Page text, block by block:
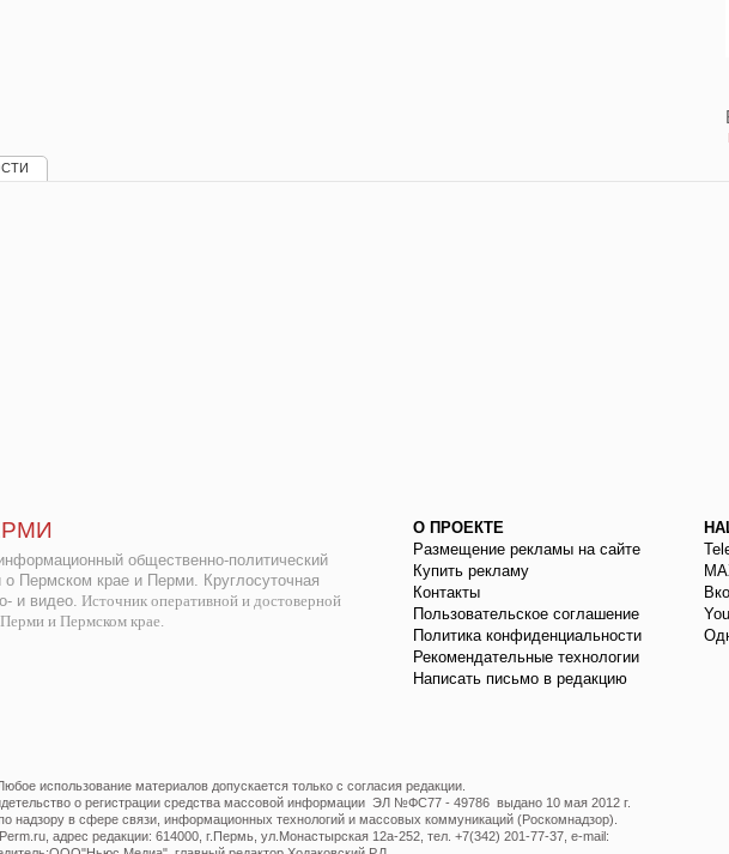
общественно-политический
о Пермском крае и Перми. Круглосуточная
и видео. Источник оперативной и достоверной
и Пермском крае.
О ПРОЕКТЕ
Размещение рекламы на сайте
Купить рекламу
Контакты
Пользовательское соглашение
Политика конфиденциальности
Рекомендательные технологии
Написать письмо в редакцию
использование материалов допускается только с согласия редакции.
о регистрации средства массовой информации ЭЛ №ФС77 - 49786 выдано 10 мая 2012 г.
надзору в сфере связи, информационных технологий и массовых коммуникаций (Роскомнадзор).
адрес редакции: 614000, г.Пермь, ул.Монастырская 12а-252, тел. +7(342) 201-77-37, e-mail: